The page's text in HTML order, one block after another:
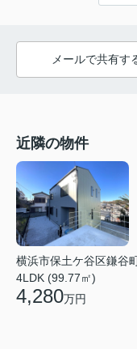
メールで共有す
近隣の物件
横浜市保土ケ谷区鎌谷
4LDK (99.77㎡)
4,280万円